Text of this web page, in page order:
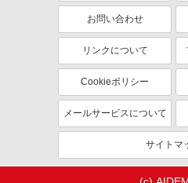
同じ特徴から求人を探す
ボーナス・賞与あり
交通費支給
産休・育休取得実績あり
お問い合わせ
リンクについて
Cookieポリシー
メールサービスについて
サイトマ